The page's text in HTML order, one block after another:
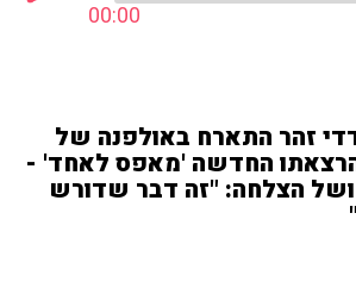
00:00
זהר התארח באולפנה של
החדשה 'מאפס לאחד' -
הצלחה: "זה דבר שדורש